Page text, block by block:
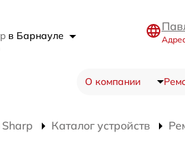
в Барнауле
О компании
Каталог устройств